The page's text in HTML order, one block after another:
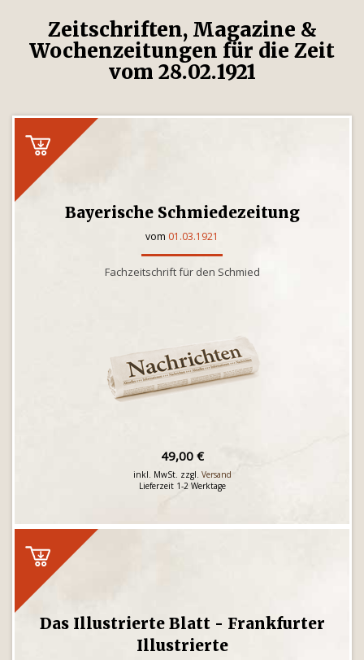
Zeitschriften, Magazine &
Wochenzeitungen für die Zeit
vom 28.02.1921
Bayerische Schmiedezeitung
vom 01.03.1921
Fachzeitschrift für den Schmied
49,00 €
inkl. MwSt. zzgl. Versand
Lieferzeit 1-2 Werktage
Das Illustrierte Blatt - Frankfurter
Illustrierte